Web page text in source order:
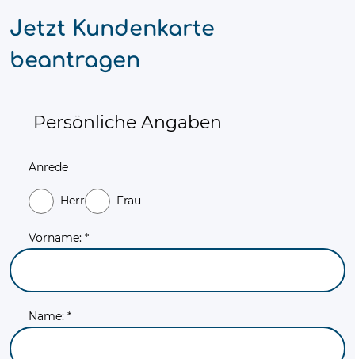
Jetzt Kundenkarte
beantragen
Persönliche Angaben
Anrede
Herr Frau
Vorname: *
Name: *